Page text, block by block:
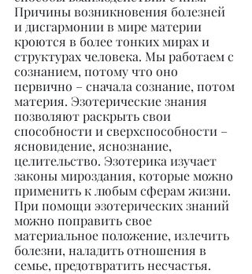
Причины возникновения болезней
и дисгармонии в мире материи
кроются в более тонких мирах и
структурах человека. Мы работаем с
сознанием, потому что оно
первично – сначала сознание, потом
материя. Эзотерические знания
позволяют раскрыть свои
способности и сверхспособности –
ясновидение, яснознание,
целительство. Эзотерика изучает
законы мироздания, которые можно
применить к любым сферам жизни.
При помощи эзотерических знаний
можно поправить свое
материальное положение, излечить
болезни, наладить отношения в
семье, предотвратить несчастья.